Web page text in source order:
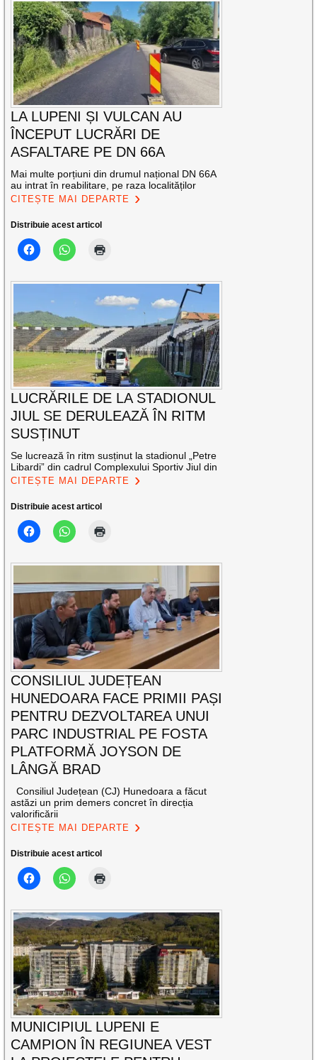
LA LUPENI ȘI VULCAN AU
ÎNCEPUT LUCRĂRI DE
ASFALTARE PE DN 66A
Mai multe porțiuni din drumul național DN 66A
au intrat în reabilitare, pe raza localităților
CITEȘTE MAI DEPARTE
Distribuie acest articol
LUCRĂRILE DE LA STADIONUL
JIUL SE DERULEAZĂ ÎN RITM
SUSȚINUT
Se lucrează în ritm susținut la stadionul „Petre
Libardi” din cadrul Complexului Sportiv Jiul din
CITEȘTE MAI DEPARTE
Distribuie acest articol
CONSILIUL JUDEȚEAN
HUNEDOARA FACE PRIMII PAȘI
PENTRU DEZVOLTAREA UNUI
PARC INDUSTRIAL PE FOSTA
PLATFORMĂ JOYSON DE
LÂNGĂ BRAD
Consiliul Județean (CJ) Hunedoara a făcut
astăzi un prim demers concret în direcția
valorificării
CITEȘTE MAI DEPARTE
Distribuie acest articol
MUNICIPIUL LUPENI E
CAMPION ÎN REGIUNEA VEST